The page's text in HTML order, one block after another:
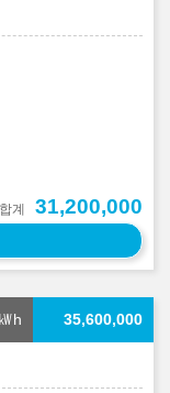
합계 31,200,000
h 35,600,000